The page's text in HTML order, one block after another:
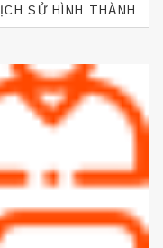
SỬ HÌNH THÀNH